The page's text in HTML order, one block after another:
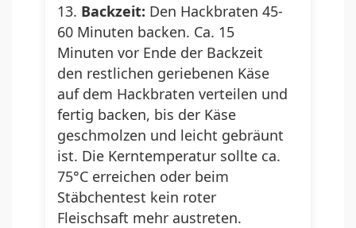
Backzeit: Den Hackbraten 45-
60 Minuten backen. Ca. 15
Minuten vor Ende der Backzeit
den restlichen geriebenen Käse
auf dem Hackbraten verteilen und
fertig backen, bis der Käse
geschmolzen und leicht gebräunt
ist. Die Kerntemperatur sollte ca.
75°C erreichen oder beim
Stäbchentest kein roter
Fleischsaft mehr austreten.